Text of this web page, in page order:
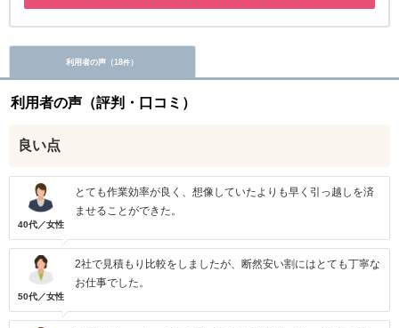
利用者の声（18件）
利用者の声（評判・口コミ）
良い点
40代／女性
とても作業効率が良く、想像していたよりも早く引っ越しを済
ませることができた。
50代／女性
2社で見積もり比較をしましたが、断然安い割にはとても丁寧な
お仕事でした。